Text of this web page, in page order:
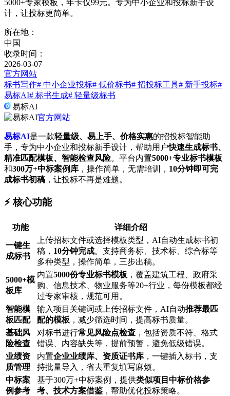
5000+专家模板，年卡仅99元。专为中小企业和投标新手设
计，让投标更简单。
所在地：
中国
收录时间：
2026-03-07
官方网站
标书写作# 中小企业投标# 低价标书# 招投标工具# 新手投标#
易标AI# 标书生成# 轻量级标书
易标AI
官方网站
易标AI是一款轻量级、易上手、价格实惠的招投标智能助
手，专为中小企业和投标新手设计，帮助用户快速生成标书、
精准匹配模板、智能检查风险。平台内置5000+专业标书模板
和300万+中标案例库 ，操作简单，无需培训， 10分钟即可完
成标书初稿 ，让投标不再是难题。
⚡️ 核心功能
功能 详细介绍
一键生
成标书
上传招标文件或选择模板类型，AI自动生成标书初
稿， 10分钟完成。支持商务标、技术标、综合标等
多种类型，操作简单，三步出稿。
5000+模
板库
内置5000份专业标书模板 ，覆盖建筑工程、政府采
购、信息技术、物业服务等20+行业，每份模板都经
过专家审核，规范可用。
智能模
板匹配
输入项目关键词或上传招标文件，AI自动推荐最匹
配的模板 ，减少筛选时间，提高标书质量。
基础风
险检查
对标书进行常见风险点检查 ，包括资质不符、格式
错误、内容缺失等，提前预警，避免低级错误。
业绩资
质管理
内置企业业绩库、资质证书库 ，一键插入标书，支
持批量导入，省去重复填写麻烦。
中标案
例参考
基于300万+中标案例，提供类似项目中标价格参
考、技术方案借鉴 ，帮助优化投标策略。